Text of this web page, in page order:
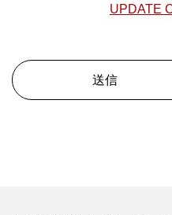
UPDATE
送信